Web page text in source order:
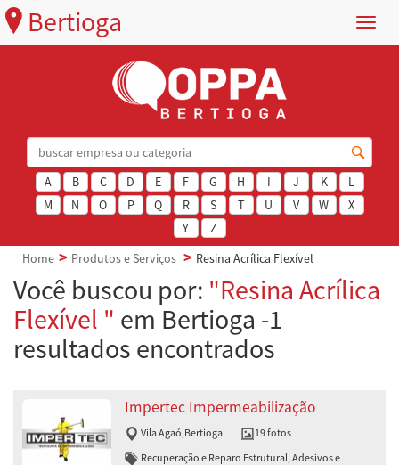
Menu
Bertioga
A B C D E F G H I J K
L
M
N O P Q R S T U V W
X
Y
Z
Home
Produtos e Serviços Resina Acrílica Flexível
Você buscou por: "Resina Acrílica
Flexível " em Bertioga -1
resultados encontrados
Impertec Impermeabilização
Vila Agaó,Bertioga
19 fotos
Recuperação e Reparo Estrutural, Adesivos e